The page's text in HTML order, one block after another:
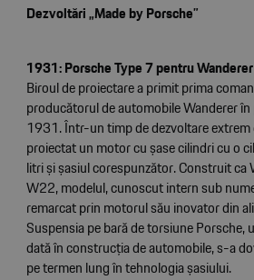
Dezvoltări „Made by Porsche”
1931: Porsche Type 7 pentru Wanderer
Biroul de proiectare a primit prima
producătorul de automobile Wanderer
1931. Într-un timp de dezvoltare extrem
proiectat un motor cu șase cilindri cu o
litri și șasiul corespunzător. Construit ca
W22, modelul, cunoscut intern sub
remarcat prin motorul său inovator din
Suspensia pe bară de torsiune Porsche,
dată în construcția de automobile, s-a
pe termen lung în tehnologia șasiului.